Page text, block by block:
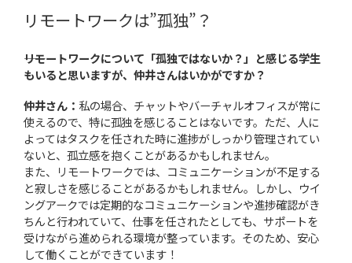
リモートワークは”孤独”？
――リモートワークについて「孤独ではないか？」と感じる学生
もいると思いますが、仲井さんはいかがですか？
仲井さん： 私の場合、チャットやバーチャルオフィスが常に
使えるので、特に孤独を感じることはないです。ただ、人に
よってはタスクを任された時に進捗がしっかり管理されてい
ないと、孤立感を抱くことがあるかもしれません。
また、リモートワークでは、コミュニケーションが不足する
と寂しさを感じることがあるかもしれません。しかし、ウイ
ングアークでは定期的なコミュニケーションや進捗確認がき
ちんと行われていて、仕事を任されたとしても、サポートを
受けながら進められる環境が整っています。そのため、安心
して働くことができています！